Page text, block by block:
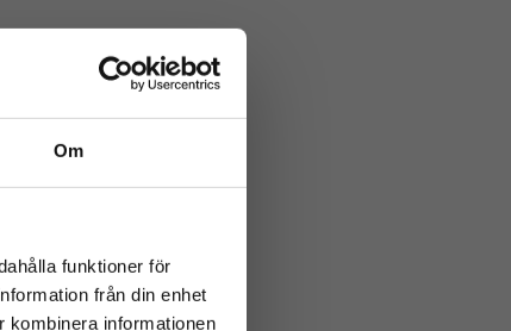
Om
funktioner för
från din enhet
kombinera informationen
close